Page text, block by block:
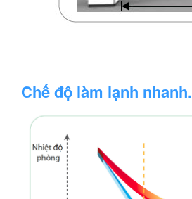
Chế độ làm lạnh nhanh.